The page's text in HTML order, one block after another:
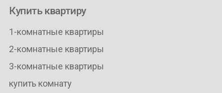
Купить квартиру
1-комнатные квартиры
2-комнатные квартиры
3-комнатные квартиры
купить комнату